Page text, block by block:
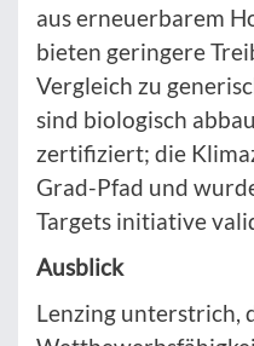
aus erneuerbarem
bieten geringere
Vergleich zu
sind biologisch
zertifiziert; die
Grad-Pfad und
Targets initiative
Ausblick
Lenzing unterstrich,